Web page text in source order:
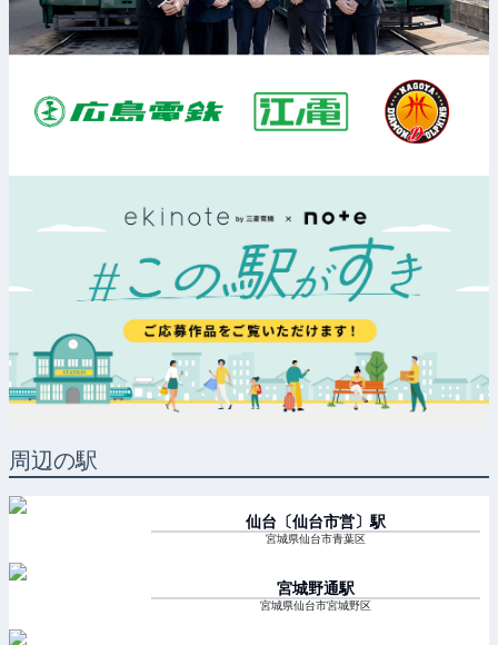
周辺の駅
仙台〔仙台市営〕 駅
宮城県仙台市青葉区
宮城野通駅
宮城県仙台市宮城野区